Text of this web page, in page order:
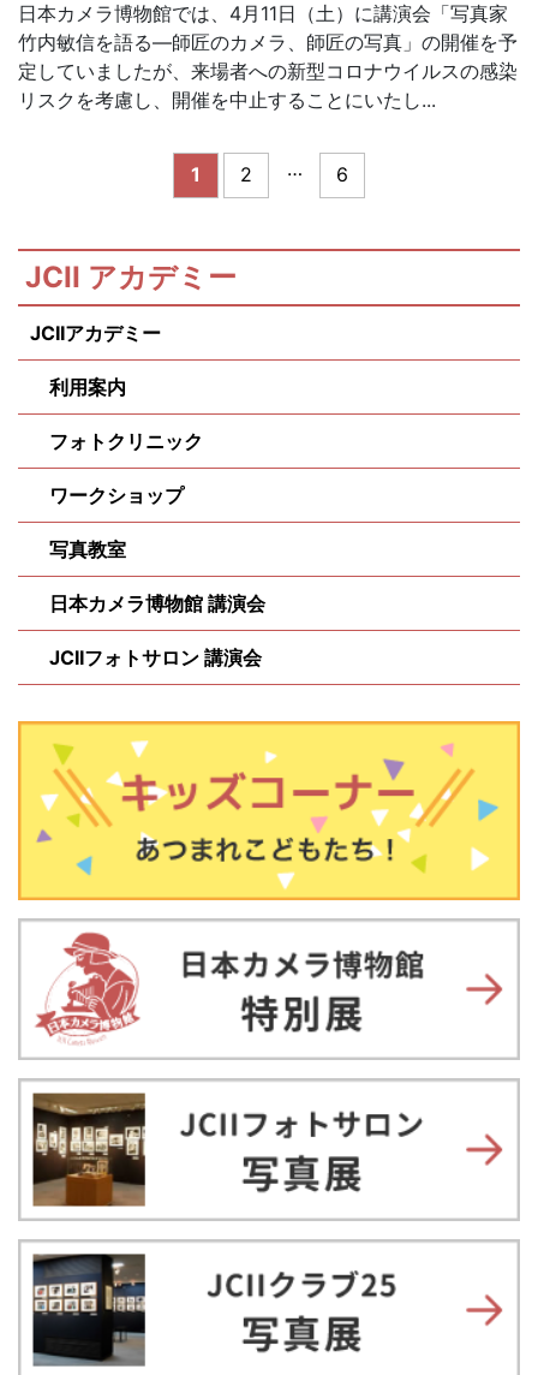
日本カメラ博物館では、4月11日（土）に講演会「写真家
竹内敏信を語る―師匠のカメラ、師匠の写真」の開催を予
定していましたが、来場者への新型コロナウイルスの感染
リスクを考慮し、開催を中止することにいたし...
1 2 … 6
JCII アカデミー
JCIIアカデミー
利用案内
フォトクリニック
ワークショップ
写真教室
日本カメラ博物館 講演会
JCIIフォトサロン 講演会